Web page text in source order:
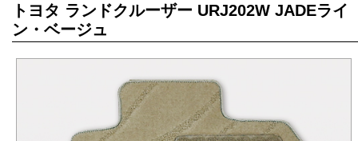
トヨタ ランドクルーザー URJ202W JADEライ
ン・ベージュ